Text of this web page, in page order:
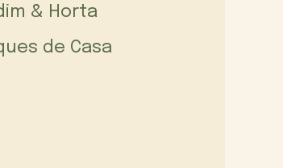
& Horta
de Casa